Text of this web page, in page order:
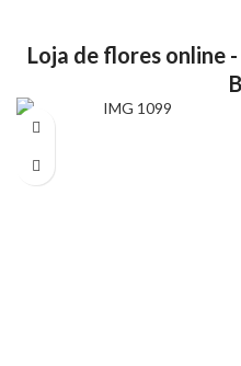
Loja de flores online